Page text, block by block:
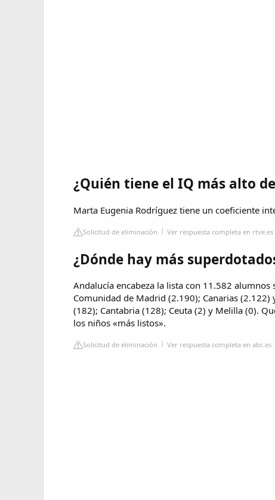
¿Quién tiene el IQ más alto
Marta Eugenia Rodríguez tiene un coeficiente
Solicitud de eliminación Ver respuesta completa en rtve.es
¿Dónde hay más
Andalucía encabeza la lista con 11.582
Comunidad de Madrid (2.190); Canarias
(182); Cantabria (128); Ceuta (2) y Melilla (0).
los niños «más listos».
Solicitud de eliminación Ver respuesta completa en abc.es